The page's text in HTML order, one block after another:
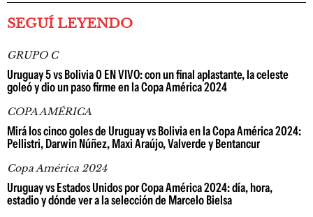
SEGUÍ LEYENDO
GRUPO C
Uruguay 5 vs Bolivia 0 EN VIVO: con un final aplastante, la celeste
goleó y dio un paso firme en la Copa América 2024
COPA AMÉRICA
Mirá los cinco goles de Uruguay vs Bolivia en la Copa América 2024:
Pellistri, Darwin Núñez, Maxi Araújo, Valverde y Bentancur
Copa América 2024
Uruguay vs Estados Unidos por Copa América 2024: día, hora,
estadio y dónde ver a la selección de Marcelo Bielsa